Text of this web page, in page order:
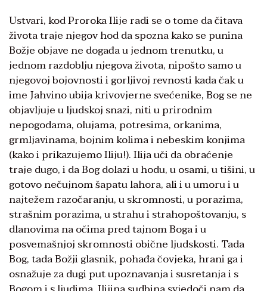
Ustvari, kod Proroka Ilije radi se o tome da čitava
života traje njegov hod da spozna kako se punina
Božje objave ne događa u jednom trenutku, u
jednom razdoblju njegova života, nipošto samo u
njegovoj bojovnosti i gorljivoj revnosti kada čak u
ime Jahvino ubija krivovjerne svećenike, Bog se ne
objavljuje u ljudskoj snazi, niti u prirodnim
nepogodama, olujama, potresima, orkanima,
grmljavinama, bojnim kolima i nebeskim konjima
(kako i prikazujemo Iliju!). Ilija uči da obraćenje
traje dugo, i da Bog dolazi u hodu, u osami, u tišini, u
gotovo nečujnom šapatu lahora, ali i u umoru i u
najtežem razočaranju, u skromnosti, u porazima,
strašnim porazima, u strahu i strahopoštovanju, s
dlanovima na očima pred tajnom Boga i u
posvemašnjoj skromnosti obične ljudskosti. Tada
Bog, tada Božji glasnik, pohađa čovjeka, hrani ga i
osnažuje za dugi put upoznavanja i susretanja i s